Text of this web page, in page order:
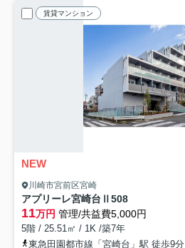
賃貸マンション
NEW
川崎市宮前区宮崎
アプリーレ宮崎台Ⅱ 508
11万円 管理/共益費5,000円
5階 / 25.51㎡ / 1K /築7年
東急田園都市線「宮崎台」駅 徒歩9分